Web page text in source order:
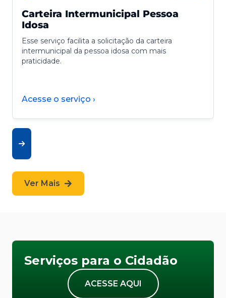
Carteira Intermunicipal Pessoa
Idosa
Esse serviço facilita a solicitação da carteira
intermunicipal da pessoa idosa com mais
praticidade.
Acesse o serviço ›
Ver Mais
Serviços para o Cidadão
ACESSE AQUI